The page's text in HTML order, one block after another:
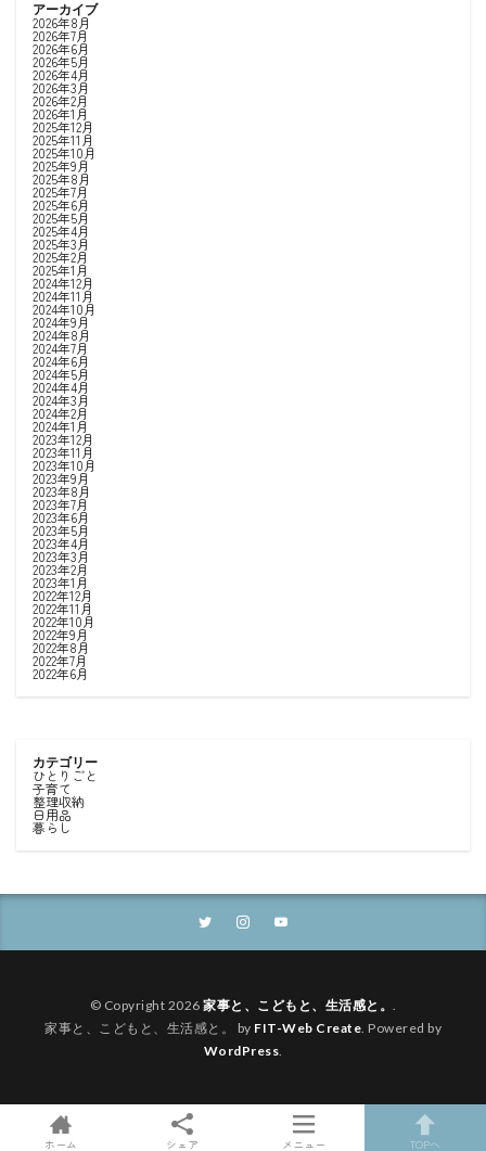
アーカイブ
2026年8月
2026年7月
2026年6月
2026年5月
2026年4月
2026年3月
2026年2月
2026年1月
2025年12月
2025年11月
2025年10月
2025年9月
2025年8月
2025年7月
2025年6月
2025年5月
2025年4月
2025年3月
2025年2月
2025年1月
2024年12月
2024年11月
2024年10月
2024年9月
2024年8月
2024年7月
2024年6月
2024年5月
2024年4月
2024年3月
2024年2月
2024年1月
2023年12月
2023年11月
2023年10月
2023年9月
2023年8月
2023年7月
2023年6月
2023年5月
2023年4月
2023年3月
2023年2月
2023年1月
2022年12月
2022年11月
2022年10月
2022年9月
2022年8月
2022年7月
2022年6月
カテゴリー
ひとりごと
子育て
整理収納
日用品
暮らし
© Copyright 2026 家事と、こどもと、生活感と。 .
家事と、こどもと、生活感と。 by FIT-Web Create. Powered by
WordPress.
ホーム シェア メニュー TOPへ